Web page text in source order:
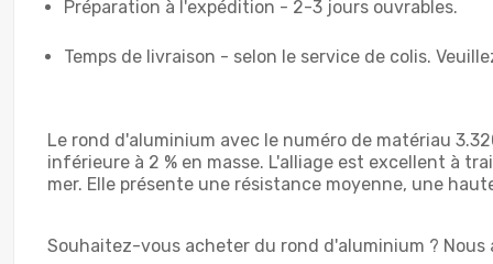
Préparation à l'expédition - 2-3 jours ouvrables.
Temps de livraison - selon le service de colis.
Le rond d'aluminium avec le numéro de matériau
inférieure à 2 % en masse. L'alliage est excellent à
mer. Elle présente une résistance moyenne, une
Souhaitez-vous acheter du rond d'aluminium ?